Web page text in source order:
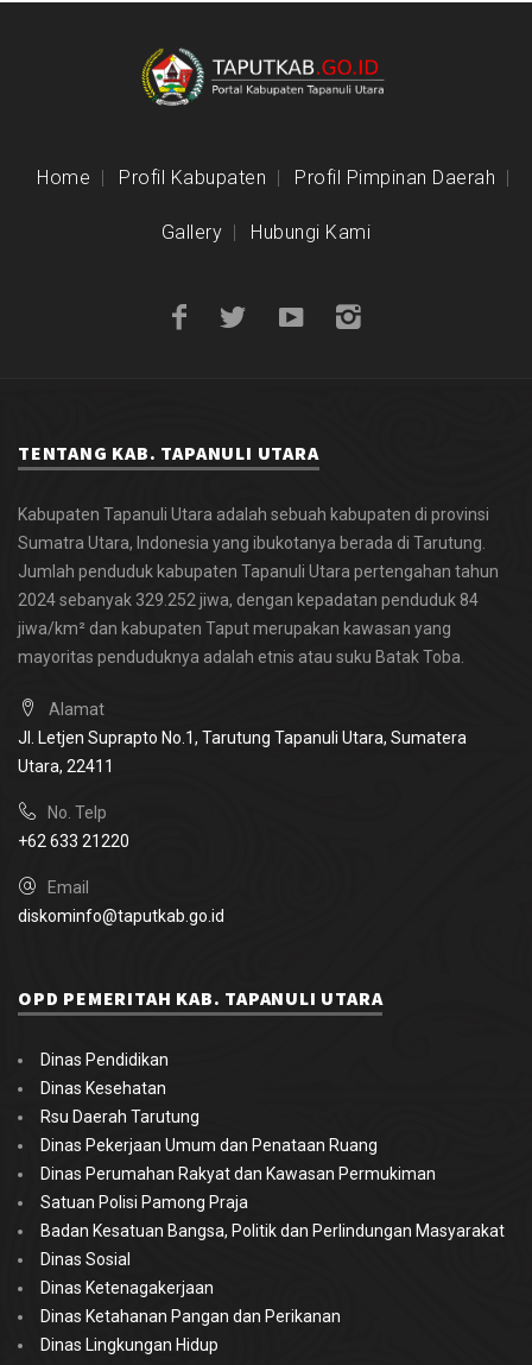
Home Profil Kabupaten Profil Pimpinan Daerah
Gallery Hubungi Kami
TENTANG KAB. TAPANULI UTARA
Kabupaten Tapanuli Utara adalah sebuah kabupaten di provinsi
Sumatra Utara, Indonesia yang ibukotanya berada di Tarutung.
Jumlah penduduk kabupaten Tapanuli Utara pertengahan tahun
2024 sebanyak 329.252 jiwa, dengan kepadatan penduduk 84
jiwa/km² dan kabupaten Taput merupakan kawasan yang
mayoritas penduduknya adalah etnis atau suku Batak Toba.
Alamat
Jl. Letjen Suprapto No.1, Tarutung Tapanuli Utara, Sumatera
Utara, 22411
No. Telp
+62 633 21220
Email
diskominfo@taputkab.go.id
OPD PEMERITAH KAB. TAPANULI UTARA
Dinas Pendidikan
Dinas Kesehatan
Rsu Daerah Tarutung
Dinas Pekerjaan Umum dan Penataan Ruang
Dinas Perumahan Rakyat dan Kawasan Permukiman
Satuan Polisi Pamong Praja
Badan Kesatuan Bangsa, Politik dan Perlindungan Masyarakat
Dinas Sosial
Dinas Ketenagakerjaan
Dinas Ketahanan Pangan dan Perikanan
Dinas Lingkungan Hidup